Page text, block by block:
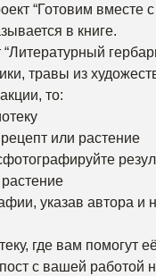
“Готовим вместе
в книге.
травы из
то:
или растение
указав автора и
где вам помогут
с вашей